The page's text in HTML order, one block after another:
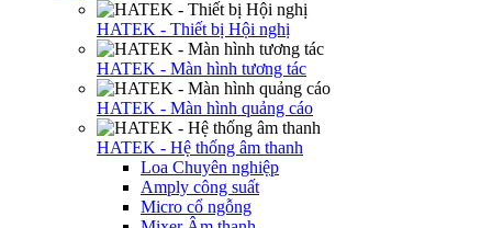
HATEK - Thiết bị Hội nghị
HATEK - Màn hình tương tác
HATEK - Màn hình quảng cáo
HATEK - Hệ thống âm thanh
Loa Chuyên nghiệp
Amply công suất
Micro cổ ngỗng